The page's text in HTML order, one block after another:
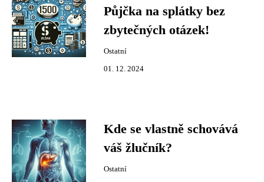
Půjčka na splátky bez
zbytečných otázek!
Ostatní
01. 12. 2024
Kde se vlastně schovává
váš žlučník?
Ostatní